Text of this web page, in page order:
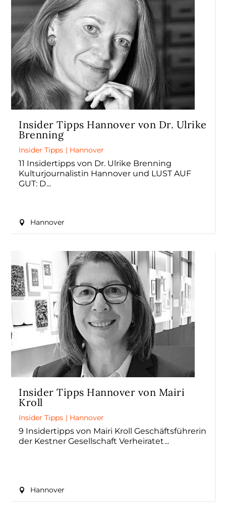
Insider Tipps Hannover von Dr. Ulrike
Brenning
Insider Tipps | Hannover
11 Insidertipps von Dr. Ulrike Brenning
Kulturjournalistin Hannover und LUST AUF
GUT: D
Hannover
Insider Tipps Hannover von Mairi
Kroll
Insider Tipps | Hannover
9 Insidertipps von Mairi Kroll Geschäftsführerin
der Kestner Gesellschaft Verheiratet
Hannover